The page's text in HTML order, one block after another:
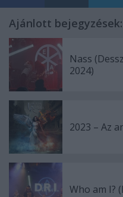
Ajánlott bejegyzések:
Nass
2024)
2023 – Az
Who am I?